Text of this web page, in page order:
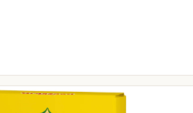
€ 11,95
prijs € 9,56